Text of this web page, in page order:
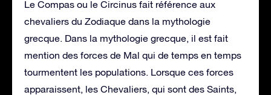
Le Compas ou le Circinus fait référence aux
chevaliers du Zodiaque dans la mythologie
grecque. Dans la mythologie grecque, il est fait
mention des forces de Mal qui de temps en temps
tourmentent les populations. Lorsque ces forces
apparaissent, les Chevaliers, qui sont des Saints,